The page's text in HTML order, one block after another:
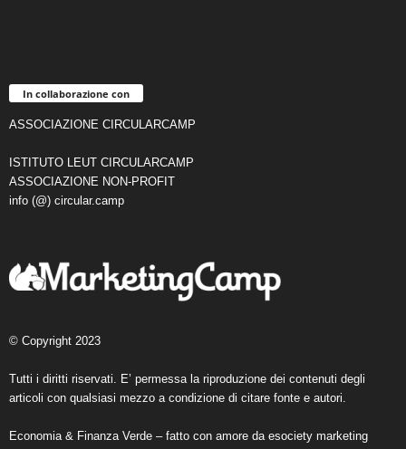
In collaborazione con
ASSOCIAZIONE CIRCULARCAMP
ISTITUTO LEUT CIRCULARCAMP
ASSOCIAZIONE NON-PROFIT
info (@) circular.camp
© Copyright 2023
Tutti i diritti riservati. E’ permessa la riproduzione dei contenuti degli
articoli con qualsiasi mezzo a condizione di citare fonte e autori.
Economia & Finanza Verde – fatto con amore da esociety marketing